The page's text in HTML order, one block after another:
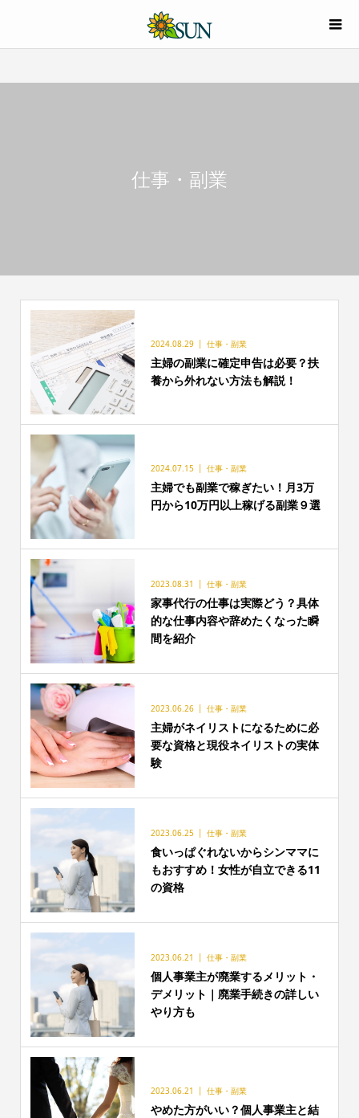
仕事・副業
2024.08.29 仕事・副業
主婦の副業に確定申告は必要？扶
養から外れない方法も解説！
2024.07.15 仕事・副業
主婦でも副業で稼ぎたい！月3万
円から10万円以上稼げる副業９選
2023.08.31 仕事・副業
家事代行の仕事は実際どう？具体
的な仕事内容や辞めたくなった瞬
間を紹介
2023.06.26 仕事・副業
主婦がネイリストになるために必
要な資格と現役ネイリストの実体
験
2023.06.25 仕事・副業
食いっぱぐれないからシンママに
もおすすめ！女性が自立できる11
の資格
2023.06.21 仕事・副業
個人事業主が廃業するメリット・
デメリット｜廃業手続きの詳しい
やり方も
2023.06.21 仕事・副業
やめた方がいい？個人事業主と結